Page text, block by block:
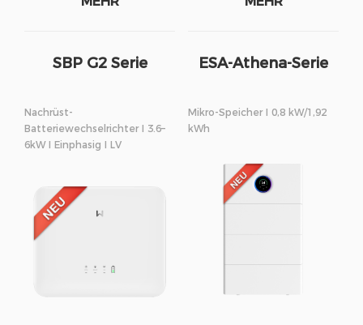
SBP G2 Serie
Nachrüst-
Batteriewechselrichter I 3.6–
6kW I Einphasig I LV
ESA-Athena-Serie
Mikro-Speicher I 0,8 kW/1,92
kWh